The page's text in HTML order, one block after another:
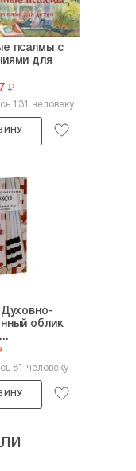
псалмы с
для
₽
131 человеку
Духовно-
облик
81 человеку